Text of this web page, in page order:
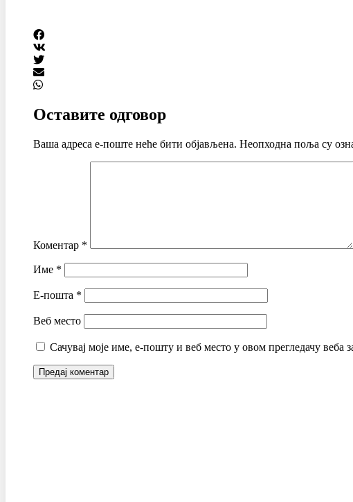
Оставите одговор
Ваша адреса е-поште неће бити објављена. Неопходна поља су
Коментар *
Име *
Е-пошта *
Веб место
Сачувај моје име, е-пошту и веб место у овом прегледачу веба